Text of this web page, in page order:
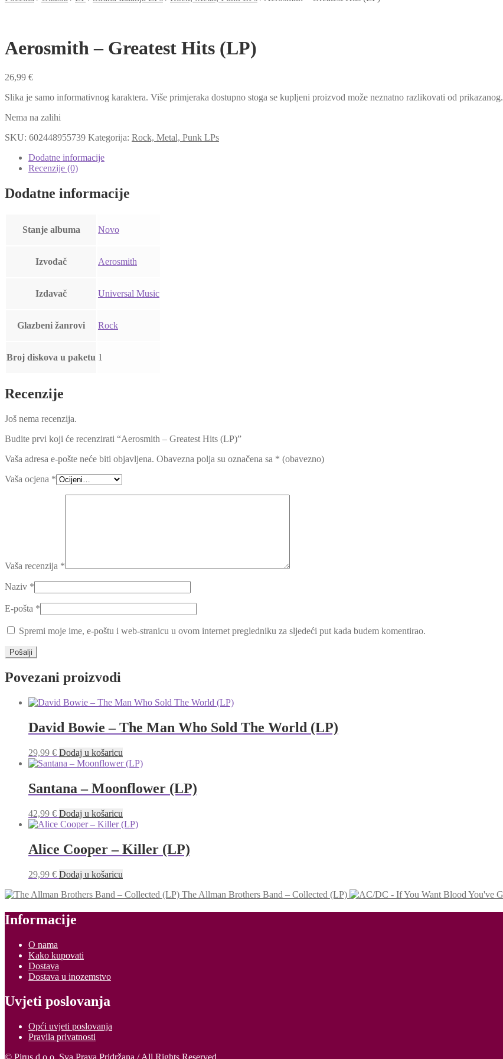
Aerosmith – Greatest Hits (LP)
26,99 €
Slika je samo informativnog karaktera. Više primjeraka dostupno stoga se kupljeni proizvod može neznatno razlikovati od prikazanog.
Nema na zalihi
SKU: 602448955739 Kategorija: Rock, Metal, Punk LPs
Dodatne informacije
Recenzije (0)
Dodatne informacije
Stanje albuma Novo
Izvođač Aerosmith
Izdavač Universal Music
Glazbeni žanrovi Rock
Broj diskova u paketu 1
Recenzije
Još nema recenzija.
Budite prvi koji će recenzirati “Aerosmith – Greatest Hits (LP)”
Vaša adresa e-pošte neće biti objavljena. Obavezna polja su označena sa * (obavezno)
Vaša ocjena *
Vaša recenzija *
Naziv *
E-pošta *
Spremi moje ime, e-poštu i web-stranicu u ovom internet pregledniku za sljedeći put kada budem komentirao.
Povezani proizvodi
David Bowie – The Man Who Sold The World (LP)
29,99 € Dodaj u košaricu
Santana ‎– Moonflower (LP)
42,99 € Dodaj u košaricu
Alice Cooper – Killer (LP)
29,99 € Dodaj u košaricu
The Allman Brothers Band – Collected (LP)
Informacije
O nama
Kako kupovati
Dostava
Dostava u inozemstvo
Uvjeti poslovanja
Opći uvjeti poslovanja
Pravila privatnosti